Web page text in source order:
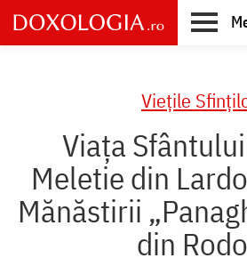
Skip
to
main
Vieţile
Viața
Meletie din
Mănăstirii
din